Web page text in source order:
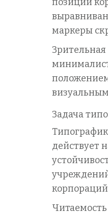
маркеры
Задача
действует
корпораций